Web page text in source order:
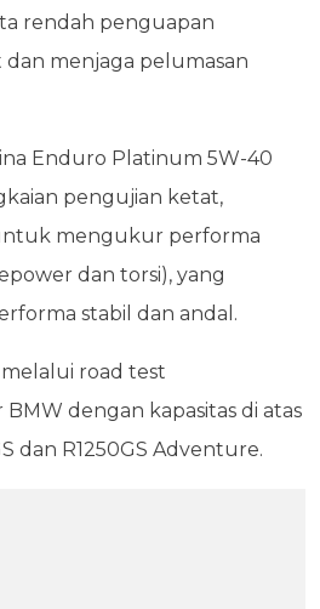
rendah penguapan
menjaga pelumasan
Enduro Platinum 5W-40
pengujian ketat,
mengukur performa
dan torsi), yang
stabil dan andal.
road test
dengan kapasitas di atas
dan R1250GS Adventure.